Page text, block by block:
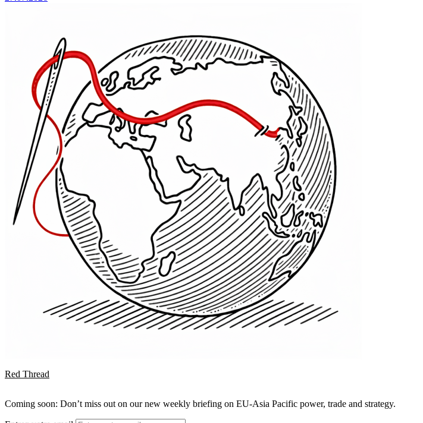
Red Thread
Coming soon: Don’t miss out on our new weekly briefing on EU-Asia Pacific power, trade and strategy.